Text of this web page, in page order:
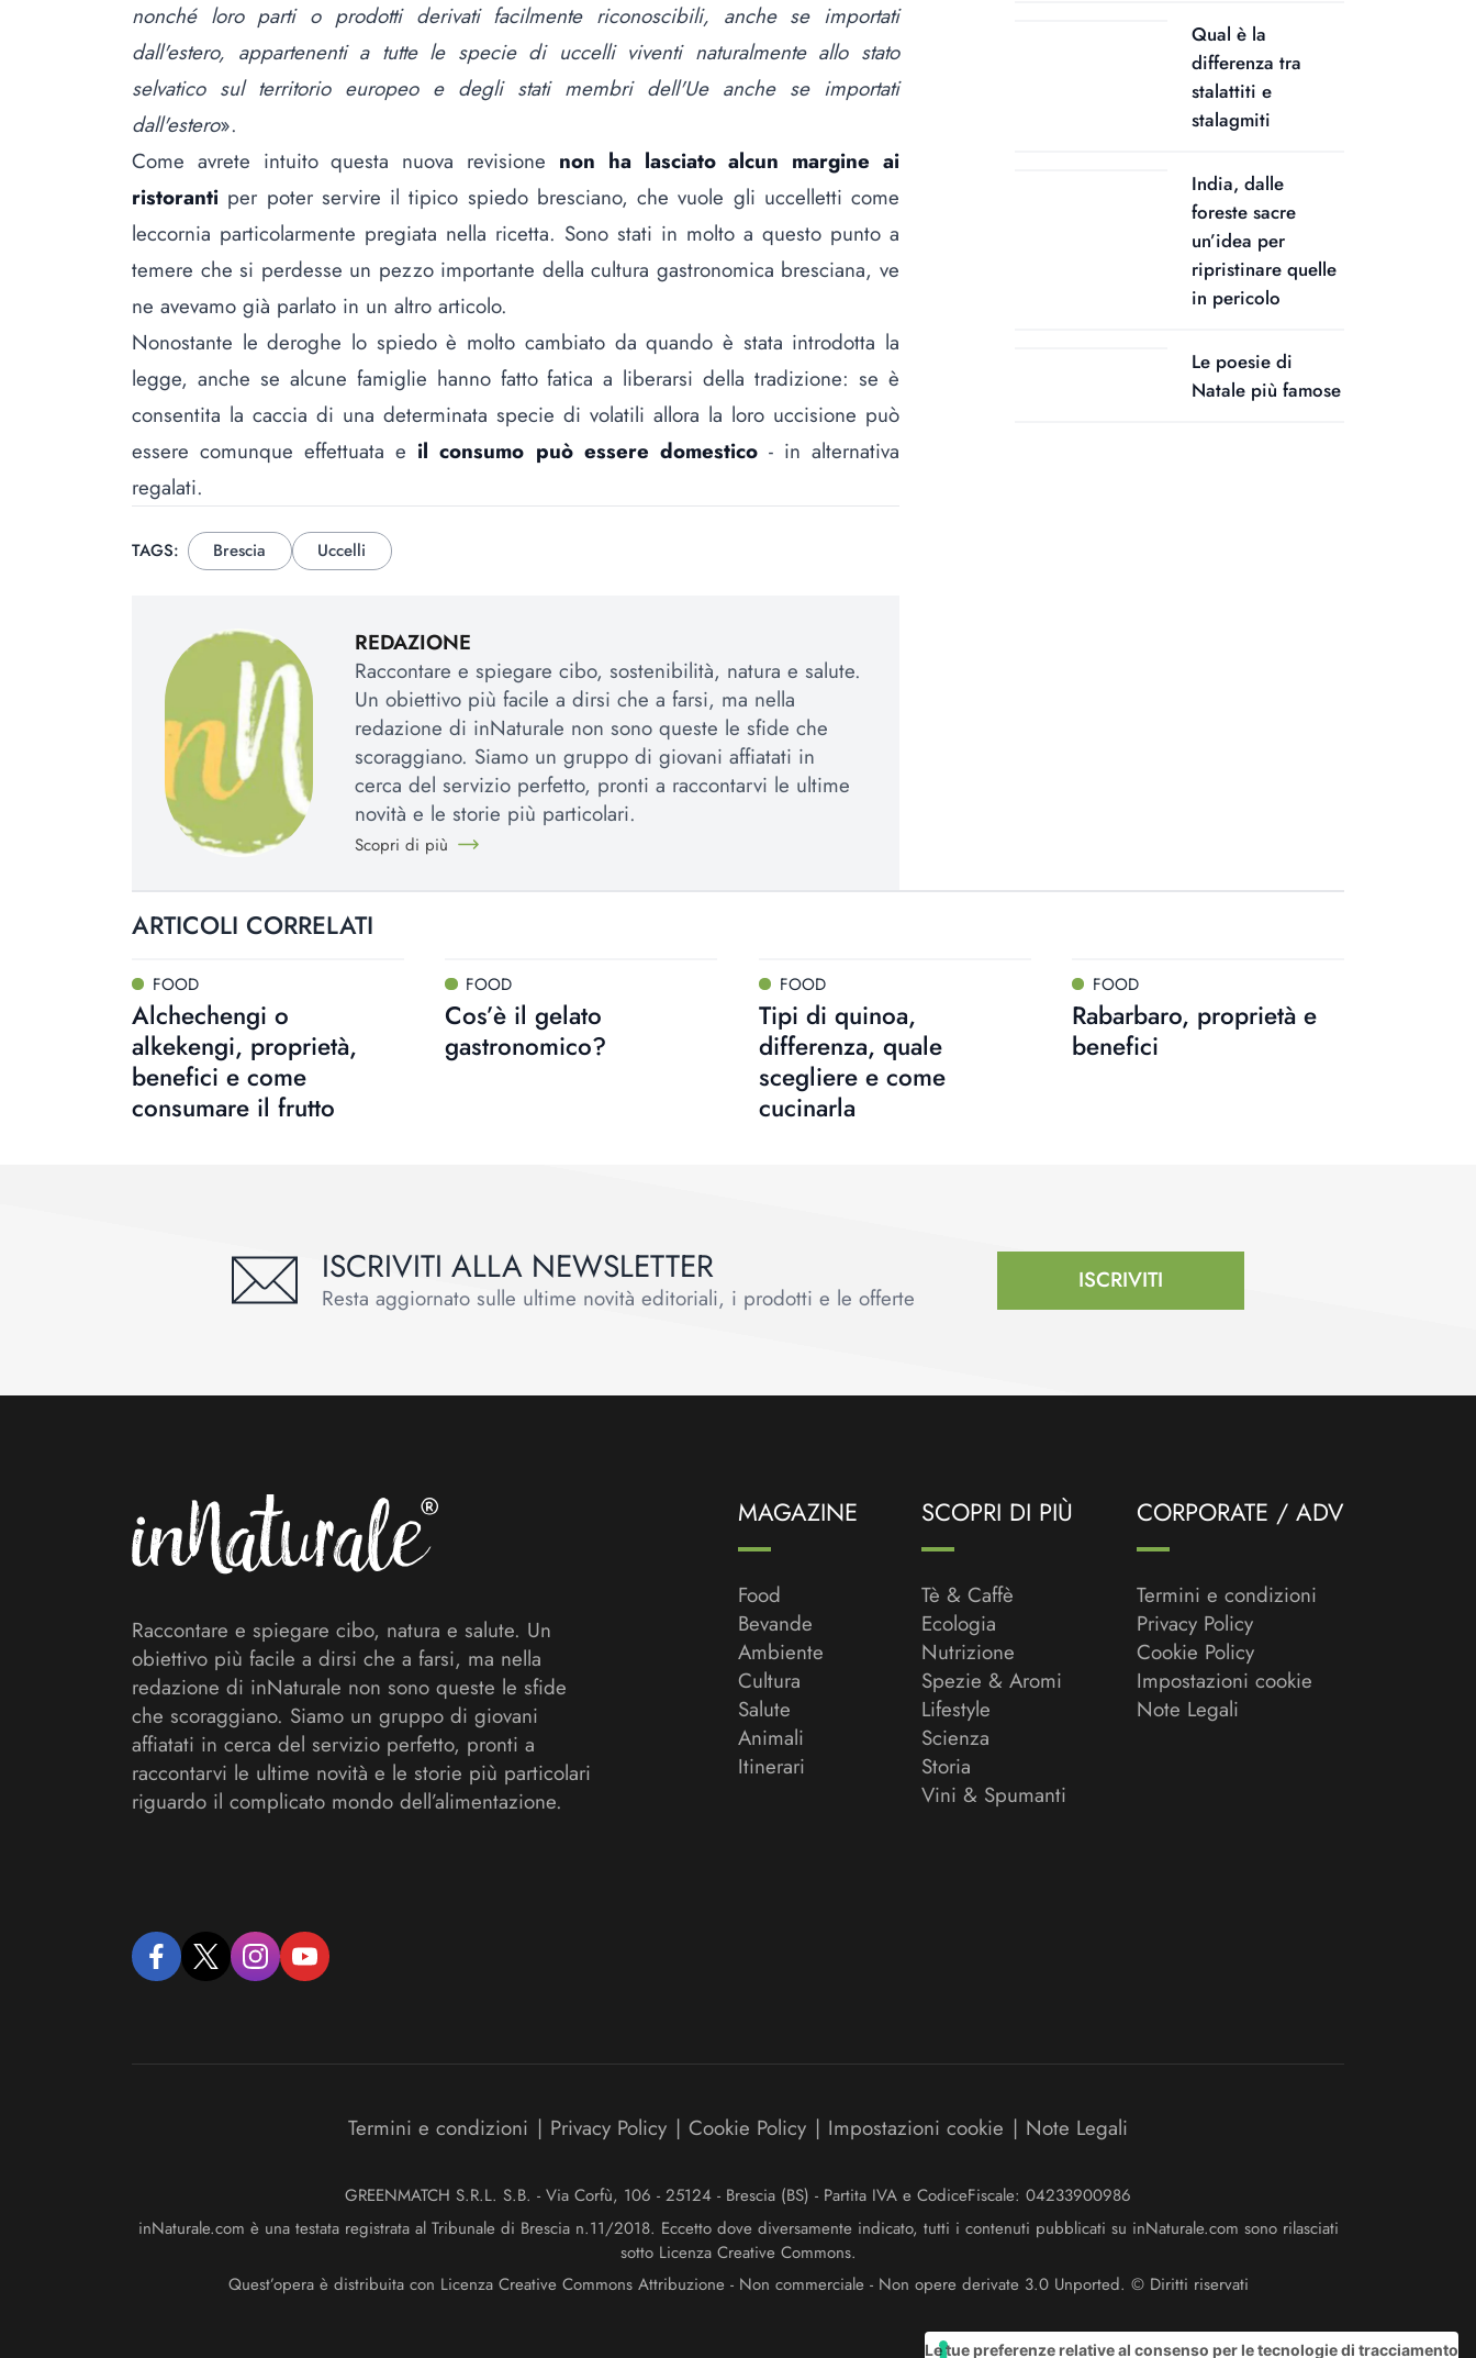
nonché loro parti o prodotti derivati facilmente riconoscibili, anche se importati
dall'estero, appartenenti a tutte le specie di uccelli viventi naturalmente allo stato
selvatico sul territorio europeo e degli stati membri dell'Ue anche se importati
dall'estero».
Come avrete intuito questa nuova revisione non ha lasciato alcun margine ai
ristoranti per poter servire il tipico spiedo bresciano, che vuole gli uccelletti come
leccornia particolarmente pregiata nella ricetta. Sono stati in molto a questo punto a
temere che si perdesse un pezzo importante dellacultura gastronomica bresciana, ve
ne avevamo già parlato in un altro articolo.
Nonostante le deroghe lo spiedo è molto cambiato da quando è stata introdotta la
legge, anche se alcune famiglie hanno fatto fatica a liberarsi della tradizione: se è
consentita la caccia di una determinata specie di volatili allora la loro uccisione può
essere comunque effettuata e il consumo può essere domestico- in alternativa
regalati.
TAGS: Brescia Uccelli
REDAZIONE
Raccontare e spiegare cibo, sostenibilità, natura e salute.
Un obiettivo più facile a dirsi che a farsi, ma nella
redazione di inNaturale non sono queste le sfide che
scoraggiano. Siamo un gruppo di giovani affiatati in
cerca del servizio perfetto, pronti a raccontarvi le ultime
novità e le storie più particolari.
Scopri di più
Qual è la
differenza tra
stalattiti e
stalagmiti
India, dalle
foreste sacre
un’idea per
ripristinare quelle
in pericolo
Le poesie di
Natale più famose
ARTICOLI CORRELATI
FOOD
Alchechengi o
alkekengi, proprietà,
benefici e come
consumare il frutto
FOOD
Cos’è il gelato
gastronomico?
FOOD
Tipi di quinoa,
differenza, quale
scegliere e come
cucinarla
FOOD
Rabarbaro, proprietà e
benefici
ISCRIVITI ALLA NEWSLETTER
Resta aggiornato sulle ultime novità editoriali, i prodotti e le offerte
ISCRIVITI
Raccontare e spiegare cibo, natura e salute. Un
obiettivo più facile a dirsi che a farsi, ma nella
redazione di inNaturale non sono queste le sfide
che scoraggiano. Siamo un gruppo di giovani
affiatati in cerca del servizio perfetto, pronti a
raccontarvi le ultime novità e le storie più particolari
riguardo il complicato mondo dell’alimentazione.
facebooktwitter instagramyoutube
MAGAZINE
Food
Bevande
Ambiente
Cultura
Salute
Animali
Itinerari
SCOPRI DI PIÙ
Tè & Caffè
Ecologia
Nutrizione
Spezie & Aromi
Lifestyle
Scienza
Storia
Vini & Spumanti
CORPORATE / ADV
Termini e condizioni
Privacy Policy
Cookie Policy
Impostazioni cookie
Note Legali
Termini e condizioni | Privacy Policy | Cookie Policy | Impostazioni cookie | Note Legali
GREENMATCH S.R.L. S.B. - Via Corfù, 106 - 25124 - Brescia (BS) - Partita IVA e CodiceFiscale: 04233900986
inNaturale.com è una testata registrata al Tribunale di Brescia n.11/2018. Eccetto dove diversamente indicato, tutti i contenuti pubblicati su inNaturale.com sono rilasciati
sotto Licenza Creative Commons.
Quest’opera è distribuita con Licenza Creative Commons Attribuzione - Non commerciale - Non opere derivate 3.0 Unported. © Diritti riservati
Le tue preferenze relative al consenso per le tecnologie di tracciamento